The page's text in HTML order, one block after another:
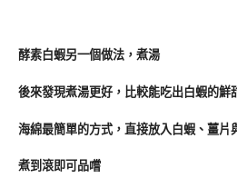
酵素白蝦另一個做法，煮湯
後來發現煮湯更好，比較能吃出白蝦的鮮
海綿最簡單的方式，直接放入白蝦、薑片
煮到滾即可品嚐